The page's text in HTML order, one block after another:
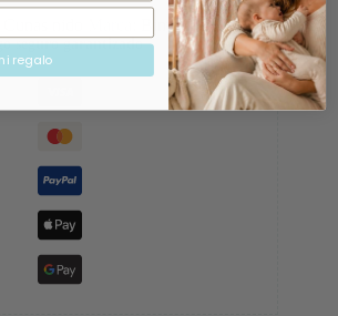
Bimbidreams
seguro garantizado
regalo